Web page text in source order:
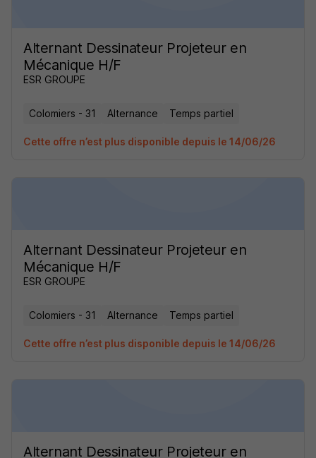
Alternant Dessinateur Projeteur en
Mécanique H/F
ESR GROUPE
Colomiers - 31 Alternance Temps partiel
Cette offre n’est plus disponible depuis le 14/06/26
Alternant Dessinateur Projeteur en
Mécanique H/F
ESR GROUPE
Colomiers - 31 Alternance Temps partiel
Cette offre n’est plus disponible depuis le 14/06/26
Alternant Dessinateur Projeteur en